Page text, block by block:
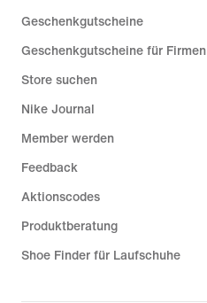
Geschenkgutscheine
Geschenkgutscheine für Firmen
Store suchen
Nike Journal
Member werden
Feedback
Aktionscodes
Produktberatung
Shoe Finder für Laufschuhe